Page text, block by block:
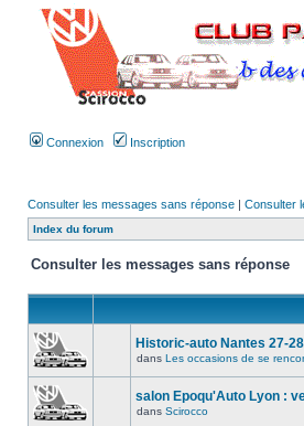
Connexion Inscription
Consulter les messages sans réponse | Consulter
Index du forum
Consulter les messages sans réponse
Historic-auto Nantes 27-
dans Les occasions de se
salon Epoqu'Auto Lyon :
dans Scirocco